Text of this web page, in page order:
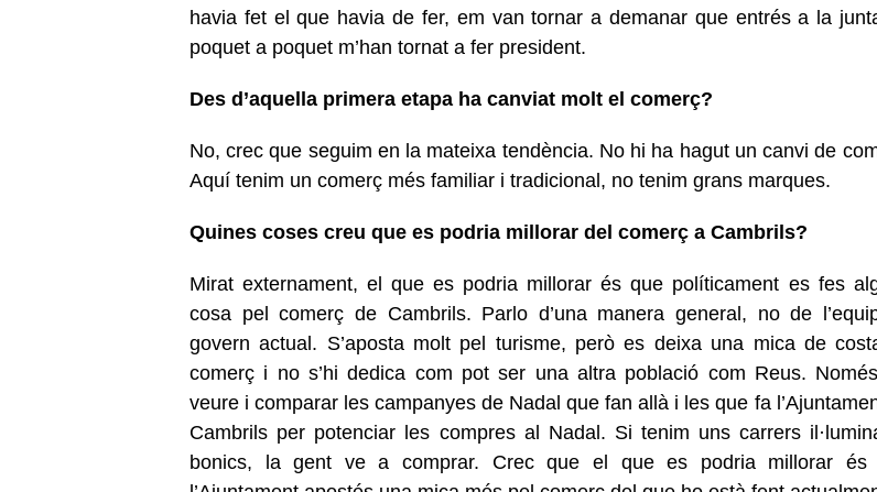
havia fet el que havia de fer, em van tornar a demanar que entrés a la
poquet a poquet m’han tornat a fer president.
Des d’aquella primera etapa ha canviat molt el comerç?
No, crec que seguim en la mateixa tendència. No hi ha hagut un canvi de
Aquí tenim un comerç més familiar i tradicional, no tenim grans marques.
Quines coses creu que es podria millorar del comerç a Cambrils?
Mirat externament, el que es podria millorar és que políticament es fes
cosa pel comerç de Cambrils. Parlo d’una manera general, no de
govern actual. S’aposta molt pel turisme, però es deixa una mica de
comerç i no s’hi dedica com pot ser una altra població com Reus.
veure i comparar les campanyes de Nadal que fan allà i les que fa
Cambrils per potenciar les compres al Nadal. Si tenim uns carrers
bonics, la gent ve a comprar. Crec que el que es podria millorar és